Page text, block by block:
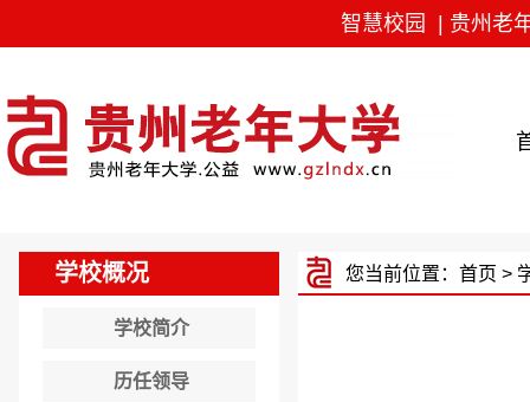
智慧校园 贵州老
学校概况
学校简介
历任领导
您当前位置： 首页 >